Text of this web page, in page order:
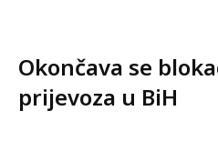
Okončava se
prijevoza u BiH